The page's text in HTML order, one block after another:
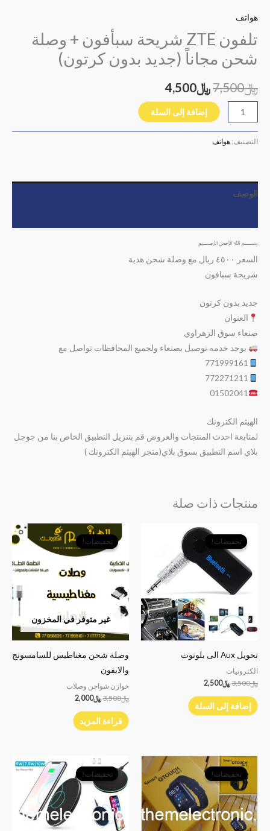
هواتف
تلفون ZTE شريحة سبأفون + وصلة
شحن مجاناً (جديد بدون كرتون)
﷼7,500﷼4,500
إضافة إلى السلة
التصنيف: هواتف
الوصف
﷽
السعر ٤٥٠٠ ريال مع وصلة شحن هدية
شريحة سبافون
جديد بدون كرتون
العنوان
صنعاء سوق الزهراوي
يوجد خدمه توصيل بصنعاء ولجميع المحافظات تواصل مع
771999161
772271211
01502041
الهيثم الكترونك
لمتابعة احدث المنتجات والعروض قم بتنزيل التطبيق الخاص بنا من جوجل
بلاي اسم التطبيق بسوق بلاي(متجر الهيثم الكترونك )
منتجات ذات صلة
تخفيضات!
تخفيضات!
تحويل Aux الى بلوتوث
الكترونيات
﷼3,500
الأصلي
هو:
﷼3,500.
﷼2,500
السعر
إضافة إلى السلة
تخفيضات!
غير متوفر في المخزون
تخفيضات!
وصلة شحن مغناطيس للسامسونج
والايفون
خوازن شواحن وصلات
﷼3,500
السعر
الأصلي
هو:
﷼3,500.
﷼2,000
السعر
الحالي
هو:
﷼2,000.
قراءة المزيد
تخفيضات!
تخفيضات!
السعر
الأصلي
هو:
﷼28,000.
السعر
الحالي
هو:
﷼22,000.
تخفيضات!
تخفيضات!
السعر
الأصلي
هو:
﷼6,500.
السعر
الحالي
هو: